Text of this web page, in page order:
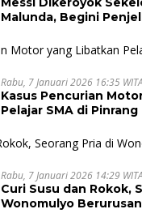
Malunda, Begini
Rabu, 7 Januari 2026 16:35 WITA
Kasus Pencurian
Pelajar SMA di
Rabu, 7 Januari 2026 14:29 WITA
Curi Susu dan Rokok,
Wonomulyo